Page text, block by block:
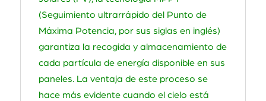
(Seguimiento ultrarrápido del Punto de
Máxima Potencia, por sus siglas en inglés)
garantiza la recogida y almacenamiento de
cada partícula de energía disponible en sus
paneles. La ventaja de este proceso se
hace más evidente cuando el cielo está